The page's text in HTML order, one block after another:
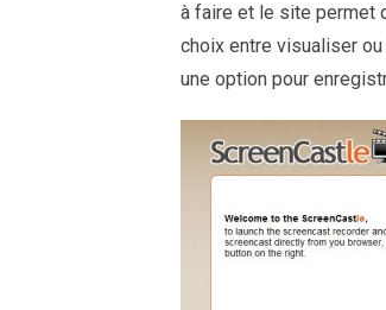
à faire et le site permet
choix entre visualiser
une option pour